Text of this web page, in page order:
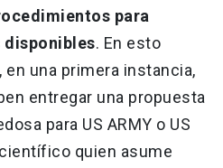
para
. En esto
una primera instancia,
entregar una propuesta
para US ARMY o US
quien asume